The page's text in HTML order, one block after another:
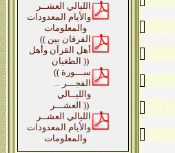
الليالي العشــر
والأيام المعدودات
والمعلومات
(( الفرقان بين
أهل القرآن وأهل
الطغيان ))
(( ســـورة
الفجـــر ...
والليــالي
العشـــر ))
الليالي العشــر
والأيام المعدودات
والمعلومات